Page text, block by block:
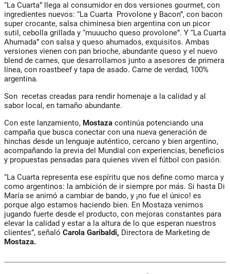
“La Cuarta” llega al consumidor en dos versiones gourmet, con
ingredientes nuevos: “La Cuarta Provolone y Bacon”, con bacon
super crocante, salsa chiminesa bien argentina con un picor
sutil, cebolla grillada y “muuucho queso provolone”. Y “La Cuarta
Ahumada” con salsa y queso ahumados, exquisitos. Ambas
versiones vienen con pan brioche, abundante queso y el nuevo
blend de carnes, que desarrollamos junto a asesores de primera
línea, con roastbeef y tapa de asado. Carne de verdad, 100%
argentina.
Son recetas creadas para rendir homenaje a la calidad y al
sabor local, en tamaño abundante.
Con este lanzamiento, Mostaza continúa potenciando una
campaña que busca conectar con una nueva generación de
hinchas desde un lenguaje auténtico, cercano y bien argentino,
acompañando la previa del Mundial con experiencias, beneficios
y propuestas pensadas para quienes viven el fútbol con pasión.
“La Cuarta representa ese espíritu que nos define como marca y
como argentinos: la ambición de ir siempre por más. Si hasta Di
María se animó a cambiar de bando, y ¡no fue el único! es
porque algo estamos haciendo bien. En Mostaza venimos
jugando fuerte desde el producto, con mejoras constantes para
elevar la calidad y estar a la altura de lo que esperan nuestros
clientes”, señaló Carola Garibaldi, Directora de Marketing de
Mostaza.